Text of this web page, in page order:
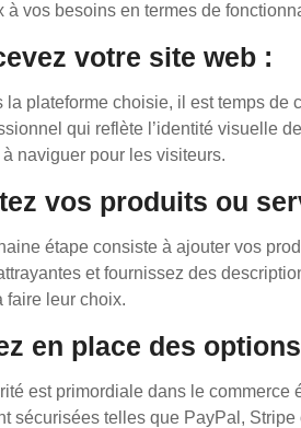
à vos besoins en termes de
votre site web :
la plateforme choisie, il est temps
qui reflète l’identité visuelle
naviguer pour les visiteurs.
vos produits ou
étape consiste à ajouter vos
et fournissez des
faire leur choix.
en place des
est primordiale dans le
sécurisées telles que PayPal,